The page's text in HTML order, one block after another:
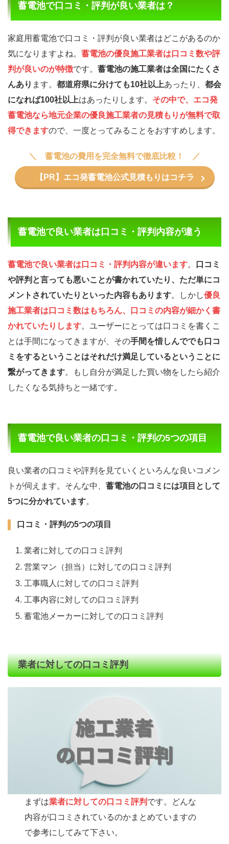
蓄電池で口コミ・評判が良い業者は？
家庭用蓄電池で口コミ・評判が良い業者はどこがあるのか
気になりますよね。 蓄電池の優良施工業者は口コミ数や評
判が良いのが特徴です。 蓄電池の施工業者は全国にたくさ
んあり ます。 都道府県に分けても10社以上あったり、 都会
になれば100社以上はあったりします。 その中で、エコ発
蓄電池なら地元企業の優良施工業者の見積もりが無料で取
得できますので、一度とってみることをおすすめします。
蓄電池の費用を完全無料で徹底比較！
【PR】エコ発蓄電池公式見積もりはコチラ
蓄電池で良い業者は口コミ・評判内容が違う
蓄電池で良い業者は口コミ・評判内容が違います。
口コミ
や評判と言っても悪いことが書かれていたり、ただ単にコ
メントされていたりといった内容もあります。しかし優良
施工業者は口コミ数はもちろん、口コミの内容が細かく書
かれていたりします。ユーザーにとっては口コミを書くこ
とは手間になってきますが、その手間を惜しんででも口コ
ミをするということはそれだけ満足しているということに
繋がってきます。もし自分が満足した買い物をしたら紹介
したくなる気持ちと一緒です。
蓄電池で良い業者の口コミ・評判の5つの項目
良い業者の口コミや評判を見ていくといろんな良いコメン
トが伺えます。そんな中、 蓄電池の口コミには項目として
5つに分かれています。
口コミ・評判の5つの項目
業者に対しての口コミ評判
営業マン（担当）に対しての口コミ評判
工事職人に対しての口コミ評判
工事内容に対しての口コミ評判
蓄電池メーカーに対しての口コミ評判
業者に対しての口コミ評判
まずは業者に対しての口コミ評判 です。どんな
内容が口コミされているのかまとめていますの
で参考にしてみて下さい。